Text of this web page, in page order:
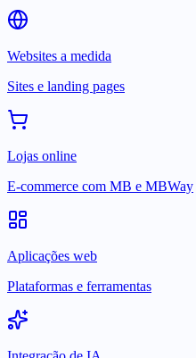
Websites a medida
Sites e landing pages
Lojas online
E-commerce com MB e MBWay
Aplicações web
Plataformas e ferramentas